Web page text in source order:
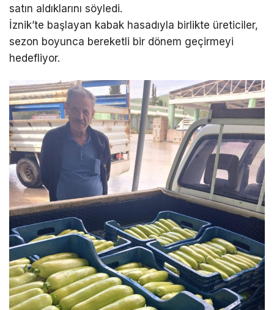
satın aldıklarını söyledi.
İznik’te başlayan kabak hasadıyla birlikte üreticiler,
sezon boyunca bereketli bir dönem geçirmeyi
hedefliyor.